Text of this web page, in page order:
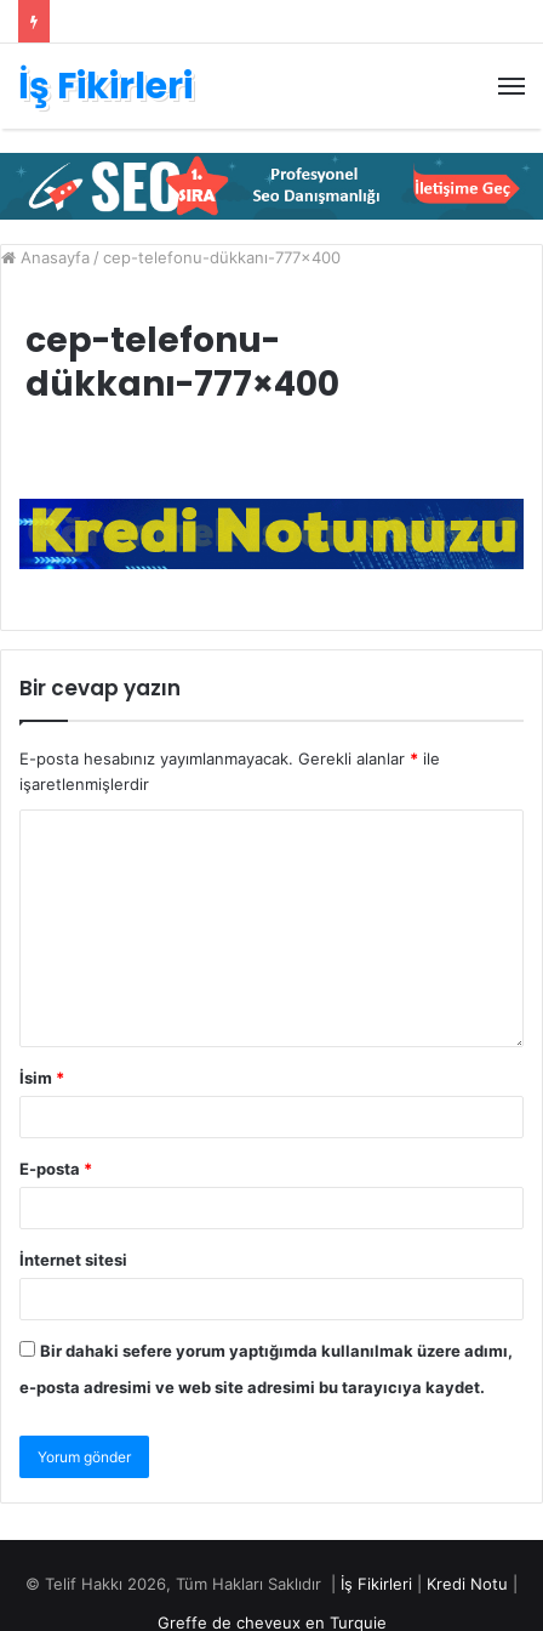
İş Fikirleri
Anasayfa / cep-telefonu-dükkanı-777×400
cep-telefonu-
dükkanı-777×400
Bir cevap yazın
E-posta hesabınız yayımlanmayacak. Gerekli alanlar * ile
işaretlenmişlerdir
İsim *
E-posta *
İnternet sitesi
Bir dahaki sefere yorum yaptığımda kullanılmak üzere adımı,
e-posta adresimi ve web site adresimi bu tarayıcıya kaydet.
© Telif Hakkı 2026, Tüm Hakları Saklıdır | İş Fikirleri Kredi Notu
Greffe de cheveux en Turquie